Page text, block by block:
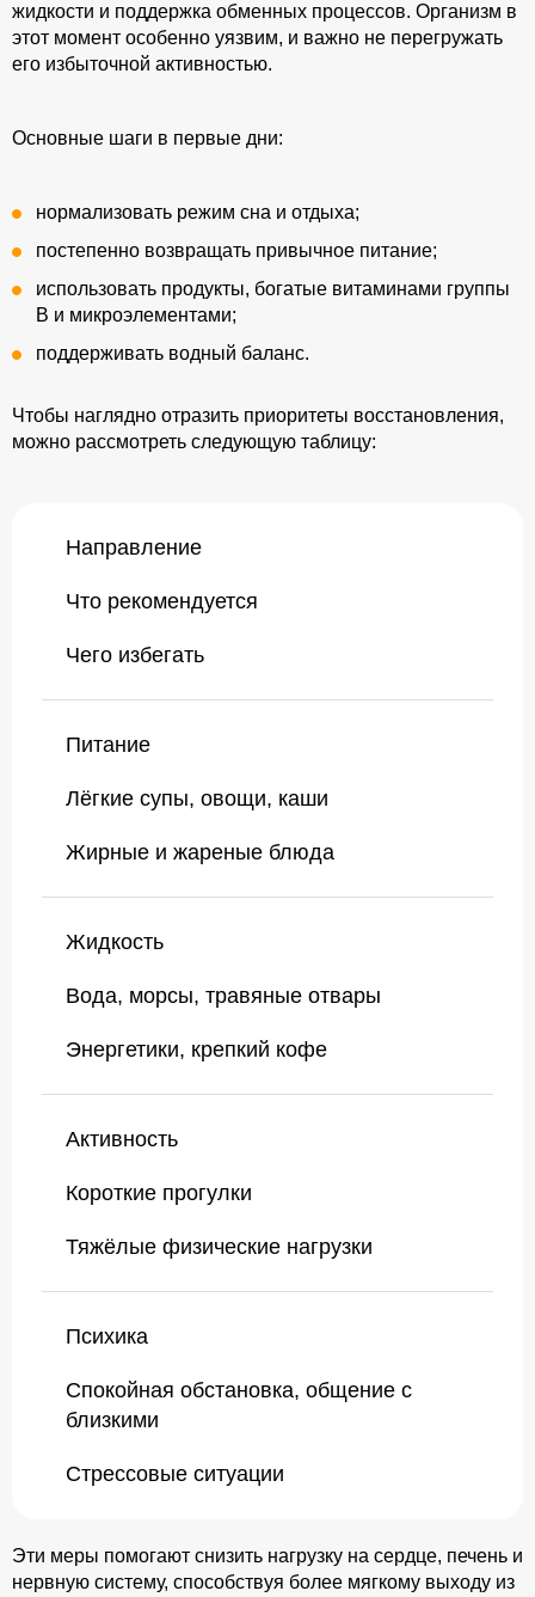
жидкости и поддержка обменных процессов. Организм в
этот момент особенно уязвим, и важно не перегружать
его избыточной активностью.
Основные шаги в первые дни:
нормализовать режим сна и отдыха;
постепенно возвращать привычное питание;
использовать продукты, богатые витаминами группы
B и микроэлементами;
поддерживать водный баланс.
Чтобы наглядно отразить приоритеты восстановления,
можно рассмотреть следующую таблицу:
Направление
Что рекомендуется
Чего избегать
Питание
Лёгкие супы, овощи, каши
Жирные и жареные блюда
Жидкость
Вода, морсы, травяные отвары
Энергетики, крепкий кофе
Активность
Короткие прогулки
Тяжёлые физические нагрузки
Психика
Спокойная обстановка, общение с
близкими
Стрессовые ситуации
Эти меры помогают снизить нагрузку на сердце, печень и
нервную систему, способствуя более мягкому выходу из